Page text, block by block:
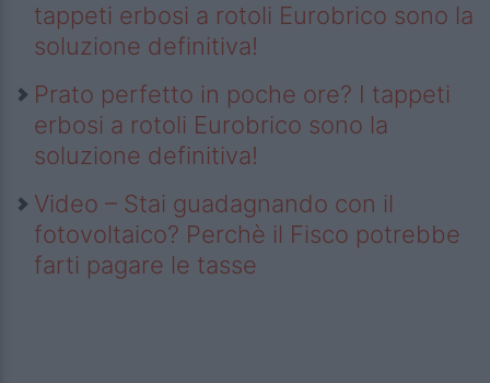
tappeti erbosi a rotoli Eurobrico sono la
soluzione definitiva!
Prato perfetto in poche ore? I tappeti
erbosi a rotoli Eurobrico sono la
soluzione definitiva!
Video – Stai guadagnando con il
fotovoltaico? Perchè il Fisco potrebbe
farti pagare le tasse